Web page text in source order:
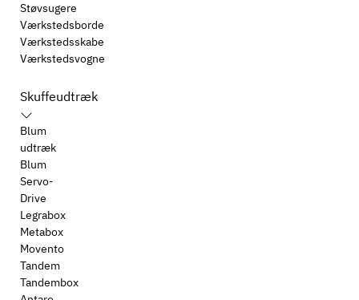
Støvsugere
Værkstedsborde
Værkstedsskabe
Værkstedsvogne
Skuffeudtræk
Blum
udtræk
Blum
Servo-
Drive
Legrabox
Metabox
Movento
Tandem
Tandembox